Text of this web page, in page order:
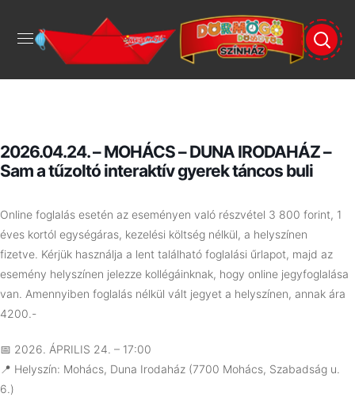
2026.04.24. – MOHÁCS – DUNA IRODAHÁZ –
Sam a tűzoltó interaktív gyerek táncos buli
Online foglalás esetén az eseményen való részvétel 3 800 forint, 1
éves kortól egységáras, kezelési költség nélkül, a helyszínen
fizetve. Kérjük használja a lent található foglalási űrlapot, majd az
esemény helyszínen jelezze kollégáinknak, hogy online jegyfoglalása
van. Amennyiben foglalás nélkül vált jegyet a helyszínen, annak ára
4200.-
📅 2026. ÁPRILIS 24. – 17:00
📍 Helyszín: Mohács, Duna Irodaház (7700 Mohács, Szabadság u.
6.)